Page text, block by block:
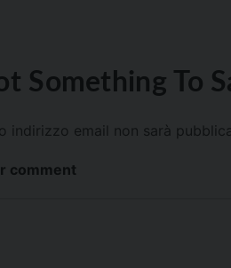
Something To
indirizzo email non sarà
comment